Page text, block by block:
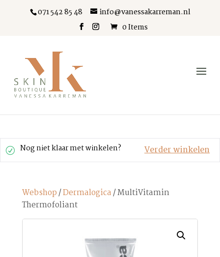
071 542 85 48
info@vanessakarreman.nl
0 Items
Verder winkelen
Nog niet klaar met winkelen?
Webshop/Dermalogica/ MultiVitamin
Thermofoliant